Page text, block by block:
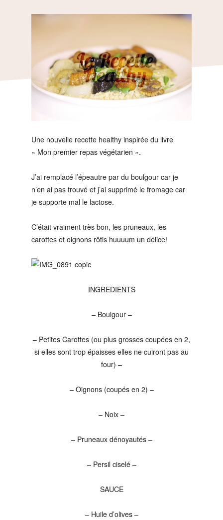
Une nouvelle recette healthy inspirée du livre
« Mon premier repas végétarien ».
J’ai remplacé l’épeautre par du boulgour car je
n’en ai pas trouvé et j’ai supprimé le fromage car
je supporte mal le lactose.
C’était vraiment très bon, les pruneaux, les
carottes et oignons rôtis huuuum un délice!
INGREDIENTS
– Boulgour –
– Petites Carottes (ou plus grosses coupées en 2,
si elles sont trop épaisses elles ne cuiront pas au
four) –
– Oignons (coupés en 2) –
– Noix –
– Pruneaux dénoyautés –
– Persil ciselé –
SAUCE
– Huile d’olives –